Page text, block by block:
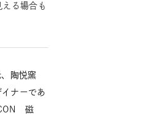
る場合も
陶悦窯
ナーであ
磁